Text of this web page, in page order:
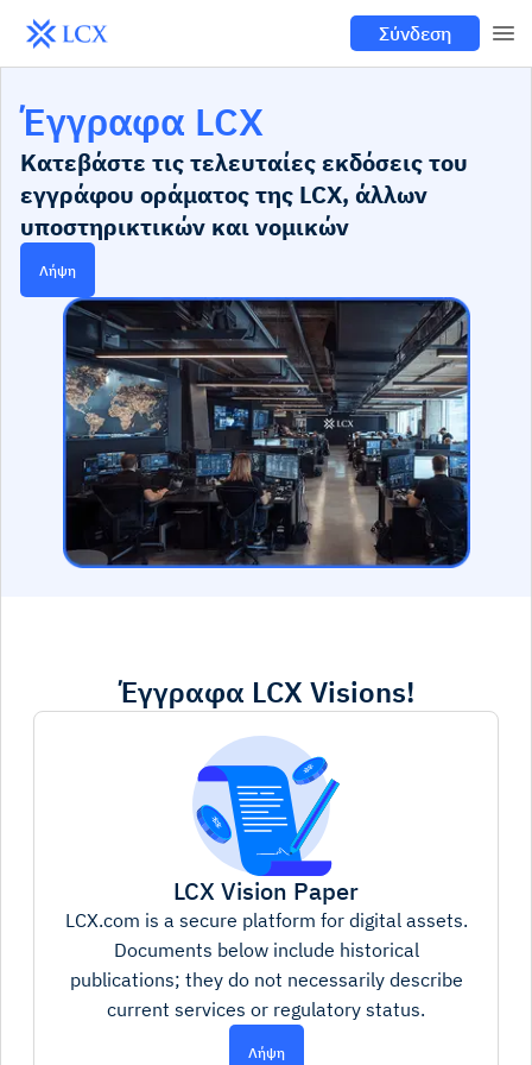
Σύνδεση
Έγγραφα LCX
Κατεβάστε τις τελευταίες εκδόσεις του
εγγράφου οράματος της LCX, άλλων
υποστηρικτικών και νομικών
Λήψη
Έγγραφα LCX Visions!
LCX Vision Paper
LCX.com is a secure platform for digital assets.
Documents below include historical
publications; they do not necessarily describe
current services or regulatory status.
Λήψη